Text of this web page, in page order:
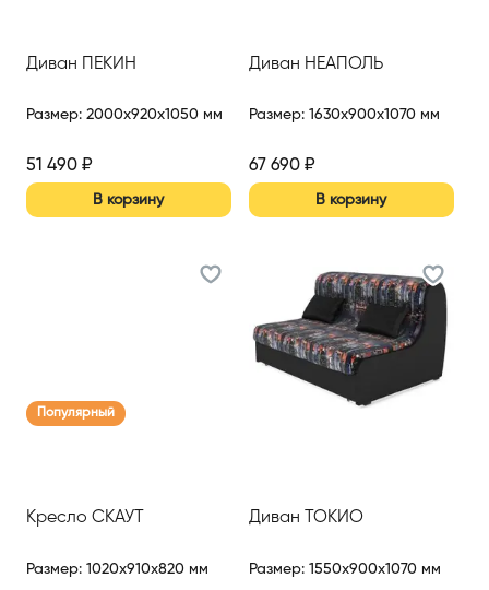
Диван ПЕКИН
Размер: 2000x920x1050 мм
51 490 ₽
В корзину
Диван НЕАПОЛЬ
Размер: 1630x900x1070 мм
67 690₽
В корзину
Популярный
Кресло СКАУТ
Размер: 1020x910x820 мм
Диван ТОКИО
Размер: 1550x900x1070 мм